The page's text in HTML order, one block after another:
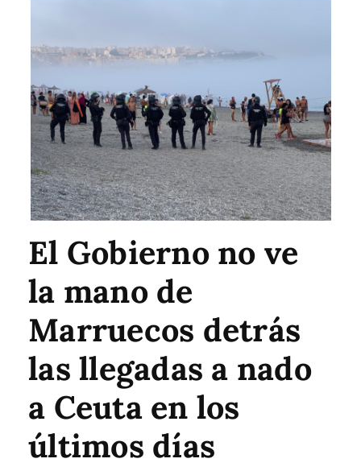
El Gobierno no ve
la mano de
Marruecos detrás
las llegadas a nado
a Ceuta en los
últimos días